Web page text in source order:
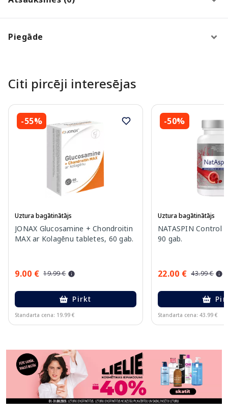
Piegāde
Citi pircēji interesējas
-55%
Uztura bagātinātājs
JONAX Glucosamine + Chondroitin
MAX ar Kolagēnu tabletes, 60 gab.
9.00 € 19.99 €
Pirkt
Standarta cena: 19.99 €
-50%
Uztura bagātinātājs
NATASPIN Control
90 gab.
22.00 € 43.99 €
Standarta cena: 43.99 €